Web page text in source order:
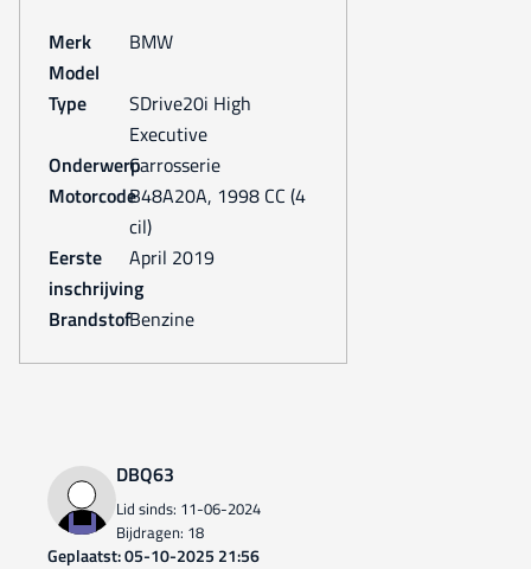
Merk
BMW
Model
Type
sDrive20i High
Executive
OnderwerpCarrosserie
MotorcodeB48A20A, 1998 CC (4
cil)
Eerste
inschrijving
april 2019
Brandstof Benzine
DBQ63
Lid sinds: 11-06-2024
Bijdragen: 18
Geplaatst: 05-10-2025 21:56